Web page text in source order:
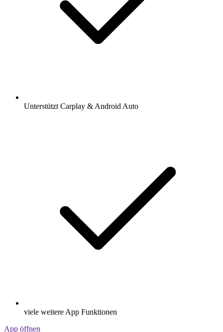
Unterstützt Carplay & Android Auto
viele weitere App Funktionen
App öffnen